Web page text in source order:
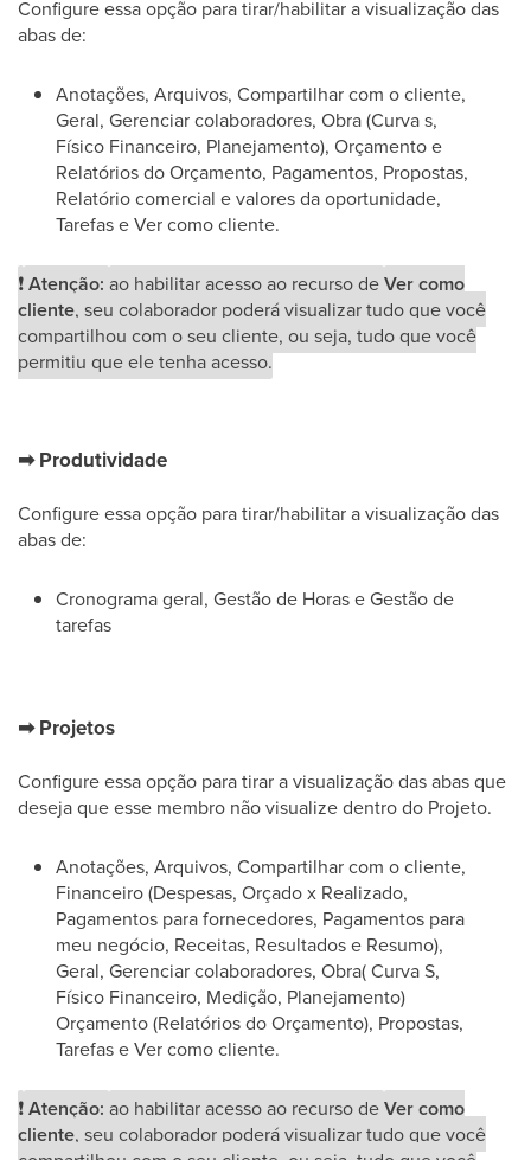
Configure essa opção para tirar/habilitar a visualização das
abas de:
Anotações, Arquivos, Compartilhar com o cliente,
Geral, Gerenciar colaboradores, Obra (Curva s,
Físico Financeiro, Planejamento), Orçamento e
Relatórios do Orçamento, Pagamentos, Propostas,
Relatório comercial e valores da oportunidade,
Tarefas e Ver como cliente.
❗Atenção: ao habilitar acesso ao recurso deVer como
cliente, seu colaborador poderá visualizar tudo que você
compartilhou com o seu cliente, ou seja, tudo que você
permitiu que ele tenha acesso.
➡Produtividade
Configure essa opção para tirar/habilitar a visualização das
abas de:
Cronograma geral, Gestão de Horas e Gestão de
tarefas
➡Projetos
Configure essa opção para tirar a visualização das abas que
deseja que esse membro não visualize dentro do Projeto.
Anotações, Arquivos, Compartilhar com o cliente,
Financeiro (Despesas, Orçado x Realizado,
Pagamentos para fornecedores, Pagamentos para
meu negócio, Receitas, Resultados e Resumo),
Geral, Gerenciar colaboradores, Obra( Curva S,
Físico Financeiro, Medição, Planejamento)
Orçamento (Relatórios do Orçamento), Propostas,
Tarefas e Ver como cliente.
❗Atenção: ao habilitar acesso ao recurso deVer como
cliente, seu colaborador poderá visualizar tudo que você